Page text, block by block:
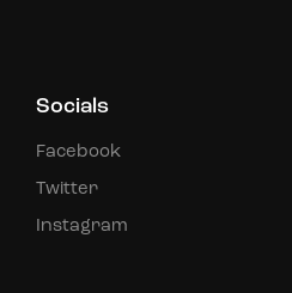
Socials
Facebook
Twitter
Instagram